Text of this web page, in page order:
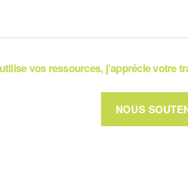
vos ressources, j’apprécie votre
NOUS